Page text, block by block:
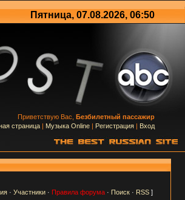
Пятница, 07.08.2026, 06:50
Приветствую Вас, Безбилетный пассажир
страница | Музыка Online | Регистрация | Вход
· Участники· Правила форума· Поиск· RSS]